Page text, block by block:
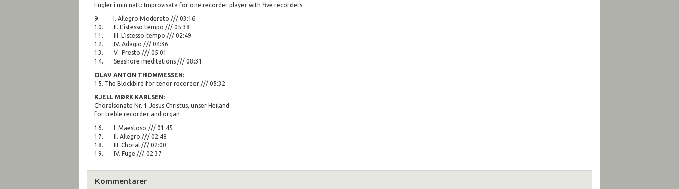
Fugler i min natt: Improvisata for one recorder player with five recorders
9. I. Allegro Moderato /// 03:16
10. II. L’istesso tempo /// 05:38
11. III. L’istesso tempo /// 02:49
12. IV. Adagio /// 04:36
13. V. Presto /// 05:01
14. Seashore meditations /// 08:31
OLAV ANTON THOMMESSEN:
15. The Blockbird for tenor recorder /// 05:32
KJELL MØRK KARLSEN:
Choralsonate Nr. 1 Jesus Christus, unser Heiland
for treble recorder and organ
16. I. Maestoso /// 01:45
17. II. Allegro /// 02:48
18. III. Choral /// 02:00
19. IV. Fuge /// 02:37
Kommentarer